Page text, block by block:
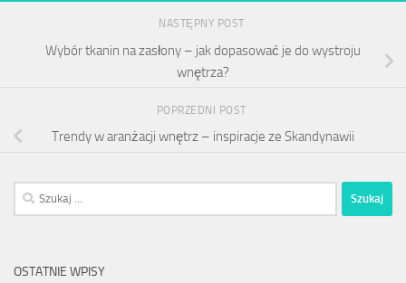
NASTĘPNY POST
Wybór tkanin na zasłony – jak dopasować je do wystroju
wnętrza?
POPRZEDNI POST
Trendy w aranżacji wnętrz – inspiracje ze Skandynawii
Szukaj:
OSTATNIE WPISY